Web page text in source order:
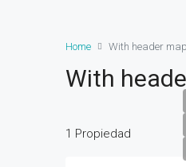
Home With header map
With
1 Propiedad